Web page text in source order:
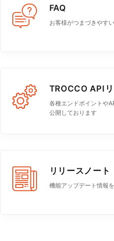
FAQ
お客様がつまづきやす
TROCCO API
各種エンドポイントや
公開しております
リリースノート
機能アップデート情報